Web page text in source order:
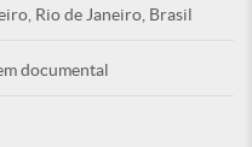
Rio de Janeiro, Brasil
documental